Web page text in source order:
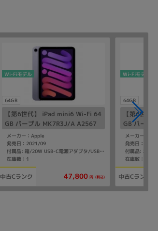
64GB
Wi-Fiモデル
【第6世代】 iPad mini6 Wi-Fi 64
GB パープル MK7R3J/A A2567
メーカー：Apple
発売日：2021/09
付属品: 箱/20W USB-C電源アダプタ/USB-C充電ケーブル（1m）/クイックスタートガイド
在庫数：1
中古Cランク 47,800 円 (税込)
64GB
Wi-Fiモデル
【第6世代
GB パープ
メーカー：
発売日：
付属品: 本体
在庫数：1
中古Cランク